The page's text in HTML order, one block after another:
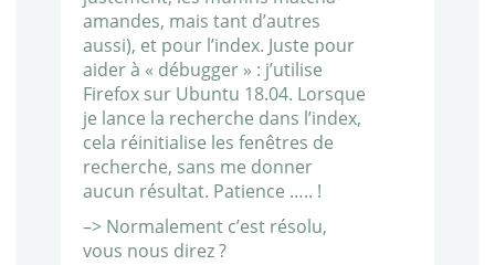
amandes, mais tant d’autres
aussi), et pour l’index. Juste pour
aider à « débugger » : j’utilise
Firefox sur Ubuntu 18.04. Lorsque
je lance la recherche dans l’index,
cela réinitialise les fenêtres de
recherche, sans me donner
aucun résultat. Patience ….. !
–> Normalement c’est résolu,
vous nous direz ?